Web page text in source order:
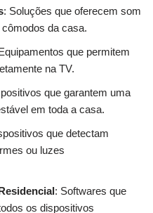
: Soluções que oferecem som
da casa.
que permitem
na TV.
que garantem uma
em toda a casa.
que detectam
ou luzes
: Softwares que
os dispositivos